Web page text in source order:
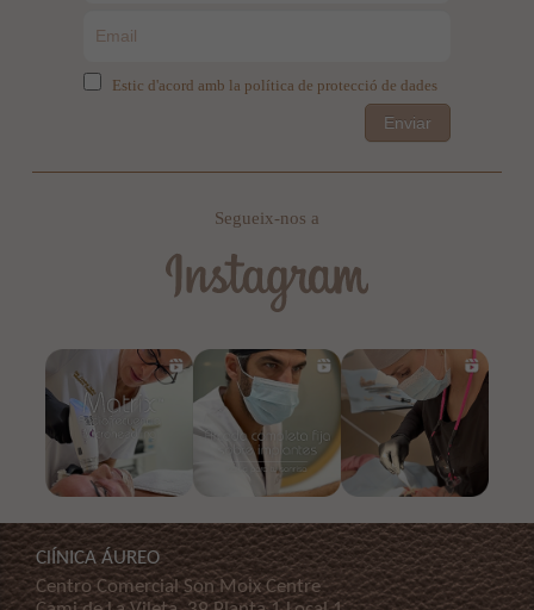
Estic d'acord amb la política de protecció de dades
Enviar
Segueix-nos a
ClÍNICA ÁUREO
Centro Comercial Son Moix Centre